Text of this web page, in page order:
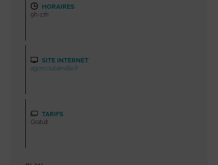
HORAIRES
9h-17h
SITE INTERNET
agoncoutainville.fr
TARIFS
Gratuit